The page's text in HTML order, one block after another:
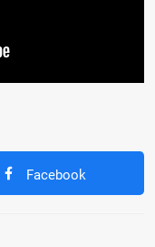
Facebook